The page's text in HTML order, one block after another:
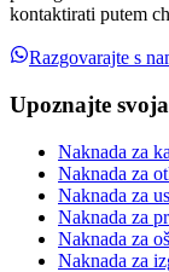
kontaktirati putem
Razgovarajte s
Upoznajte
Naknada za
Naknada za
Naknada za
Naknada za
Naknada za
Naknada za